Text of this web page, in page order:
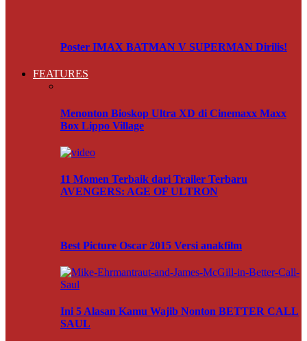
Poster IMAX BATMAN V SUPERMAN Dirilis!
FEATURES
Menonton Bioskop Ultra XD di Cinemaxx Maxx
Box Lippo Village
11 Momen Terbaik dari Trailer Terbaru
AVENGERS: AGE OF ULTRON
Best Picture Oscar 2015 Versi anakfilm
Ini 5 Alasan Kamu Wajib Nonton BETTER CALL
SAUL